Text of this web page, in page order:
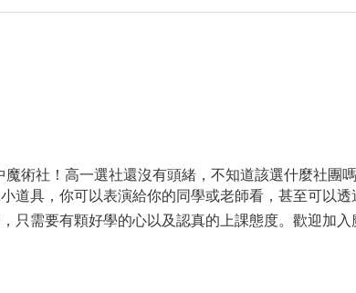
魔術社！高一選社還沒有頭緒，不知道該選什麼社團
道具，你可以表演給你的同學或老師看，甚至可以
只需要有顆好學的心以及認真的上課態度。歡迎加入